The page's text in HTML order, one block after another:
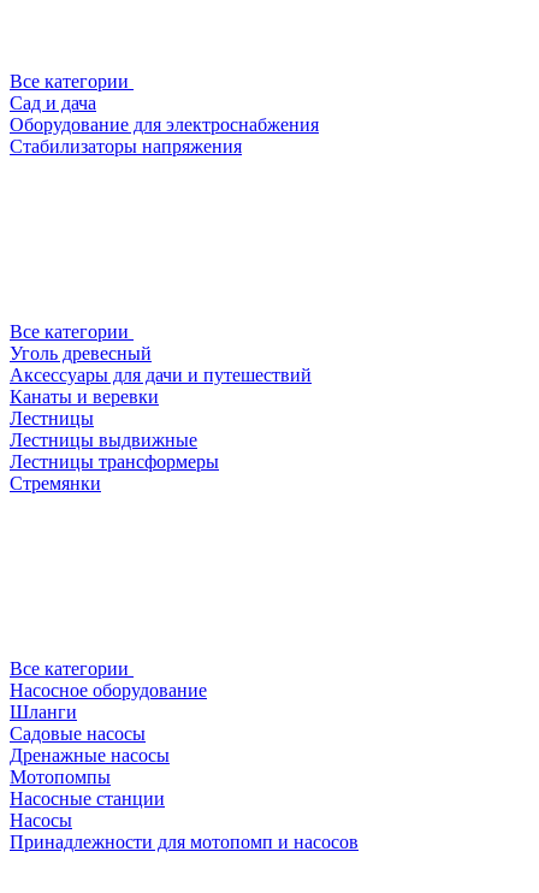
Все категории
Сад и дача
Оборудование для электроснабжения
Стабилизаторы напряжения
Все категории
Уголь древесный
Аксессуары для дачи и путешествий
Канаты и веревки
Лестницы
Лестницы выдвижные
Лестницы трансформеры
Стремянки
Все категории
Насосное оборудование
Шланги
Садовые насосы
Дренажные насосы
Мотопомпы
Насосные станции
Насосы
Принадлежности для мотопомп и насосов